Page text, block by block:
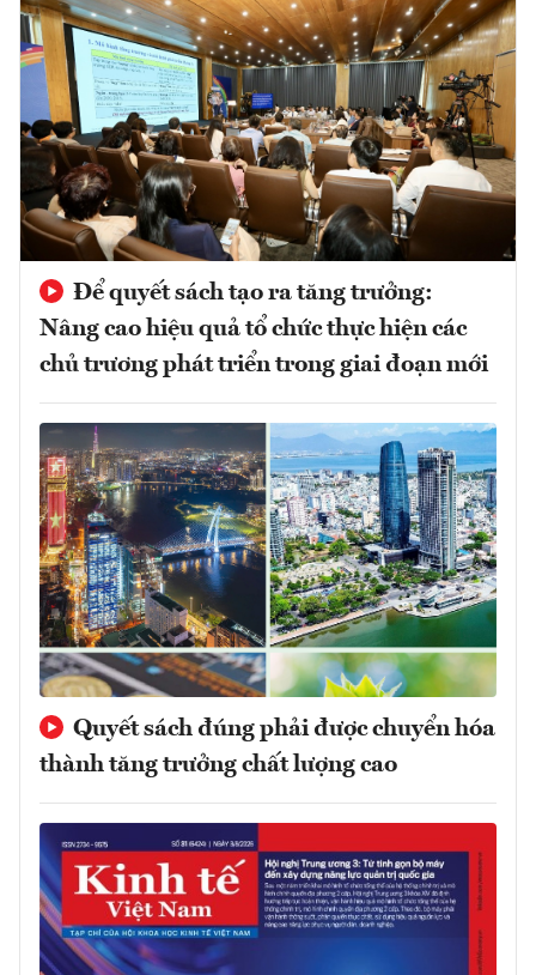
Để quyết sách tạo ra tăng trưởng:
Nâng cao hiệu quả tổ chức thực hiện các
chủ trương phát triển trong giai đoạn mới
Quyết sách đúng phải được chuyển hóa
thành tăng trưởng chất lượng cao